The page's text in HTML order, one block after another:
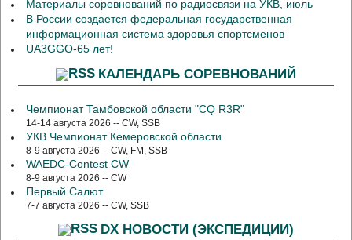
Материалы соревнований по радиосвязи на УКВ, июль
В России создается федеральная государственная
информационная система здоровья спортсменов
UA3GGO-65 лет!
КАЛЕНДАРЬ СОРЕВНОВАНИЙ
Чемпионат Тамбовской области "CQ R3R"
14-14 августа 2026 -- CW, SSB
УКВ Чемпионат Кемеровской области
8-9 августа 2026 -- CW, FM, SSB
WAEDC-Contest CW
8-9 августа 2026 -- CW
Первый Салют
7-7 августа 2026 -- CW, SSB
DX НОВОСТИ (ЭКСПЕДИЦИИ)